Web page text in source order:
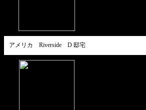
アメリカ Riverside D 邸宅